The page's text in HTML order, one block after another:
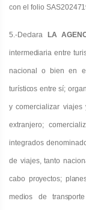
con el folio
5.-Declara LA
intermediaria entre
nacional o bien en
turísticos entre sí;
y comercializar
extranjero;
integrados
de viajes, tanto
cabo proyectos;
medios de